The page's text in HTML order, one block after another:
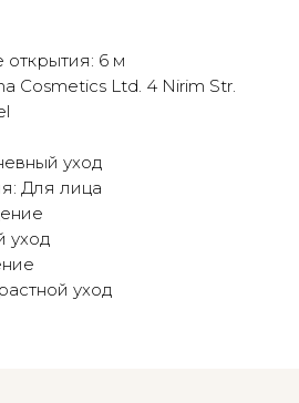
открытия: 6 м
Cosmetics Ltd. 4 Nirim Str.
уход
Для лица
уход
уход